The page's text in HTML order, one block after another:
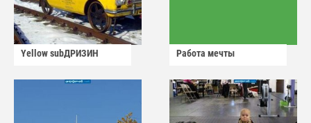
Yellow subДРИЗИН Работа мечты